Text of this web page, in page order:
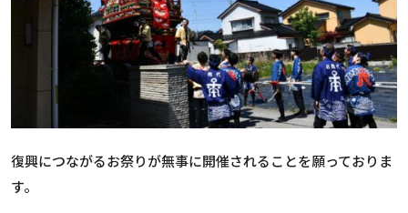
復興につながるお祭りが無事に開催されることを願っておりま
す。